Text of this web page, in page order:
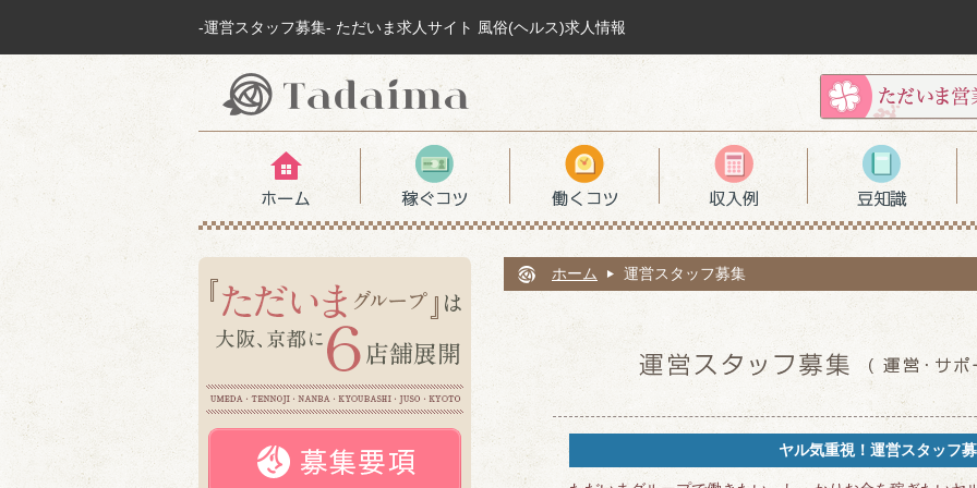
-運営スタッフ募集- ただいま求人サイト 風俗(ヘルス)求人情報
ホーム 運営スタッフ募集
ヤル気重視！運営スタッフ